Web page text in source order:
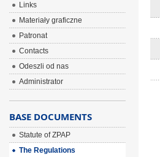
Links
Materiały graficzne
Patronat
Contacts
Odeszli od nas
Administrator
BASE DOCUMENTS
Statute of ZPAP
The Regulations